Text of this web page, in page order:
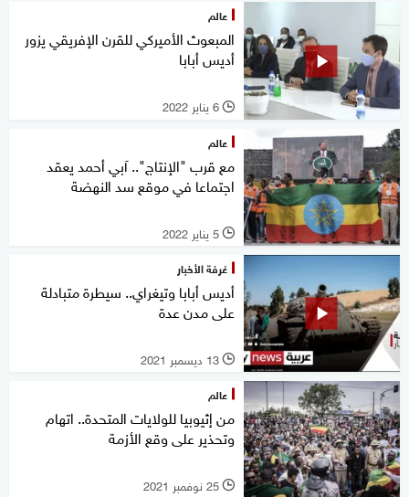
عالم
المبعوث الأميركي للقرن الإفريقي يزور
أديس أبابا
l 6 يناير 2022
عالم
مع قرب "الإنتاج".. آبي أحمد يعقد
اجتماعا في موقع سد النهضة
l 5 يناير 2022
غرفة الأخبار
أديس أبابا وتيغراي.. سيطرة متبادلة
على مدن عدة
l 13 ديسمبر 2021
عالم
من إثيوبيا للولايات المتحدة.. اتهام
وتحذير على وقع الأزمة
l 25 نوفمبر 2021